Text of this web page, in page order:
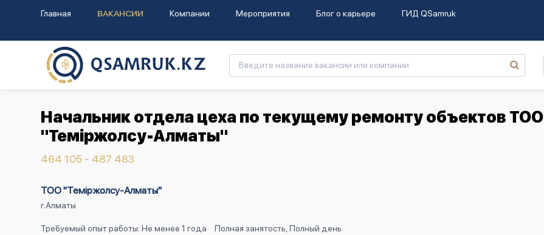
Главная ВАКАНСИИ Компании Мероприятия Блог о карьере ГИД QSamruk
Начальник отдела цеха по текущему ремонту объектов ТОО
"Теміржолсу-Алматы"
464 105 - 487 483
ТОО "Теміржолсу-Алматы"
г.Алматы
Требуемый опыт работы: Не менее 1 года Полная занятость, Полный день